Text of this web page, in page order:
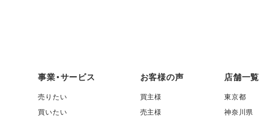
事業・サービス
売りたい
買いたい
お客様の声
買主様
売主様
店舗一覧
東京都
神奈川県